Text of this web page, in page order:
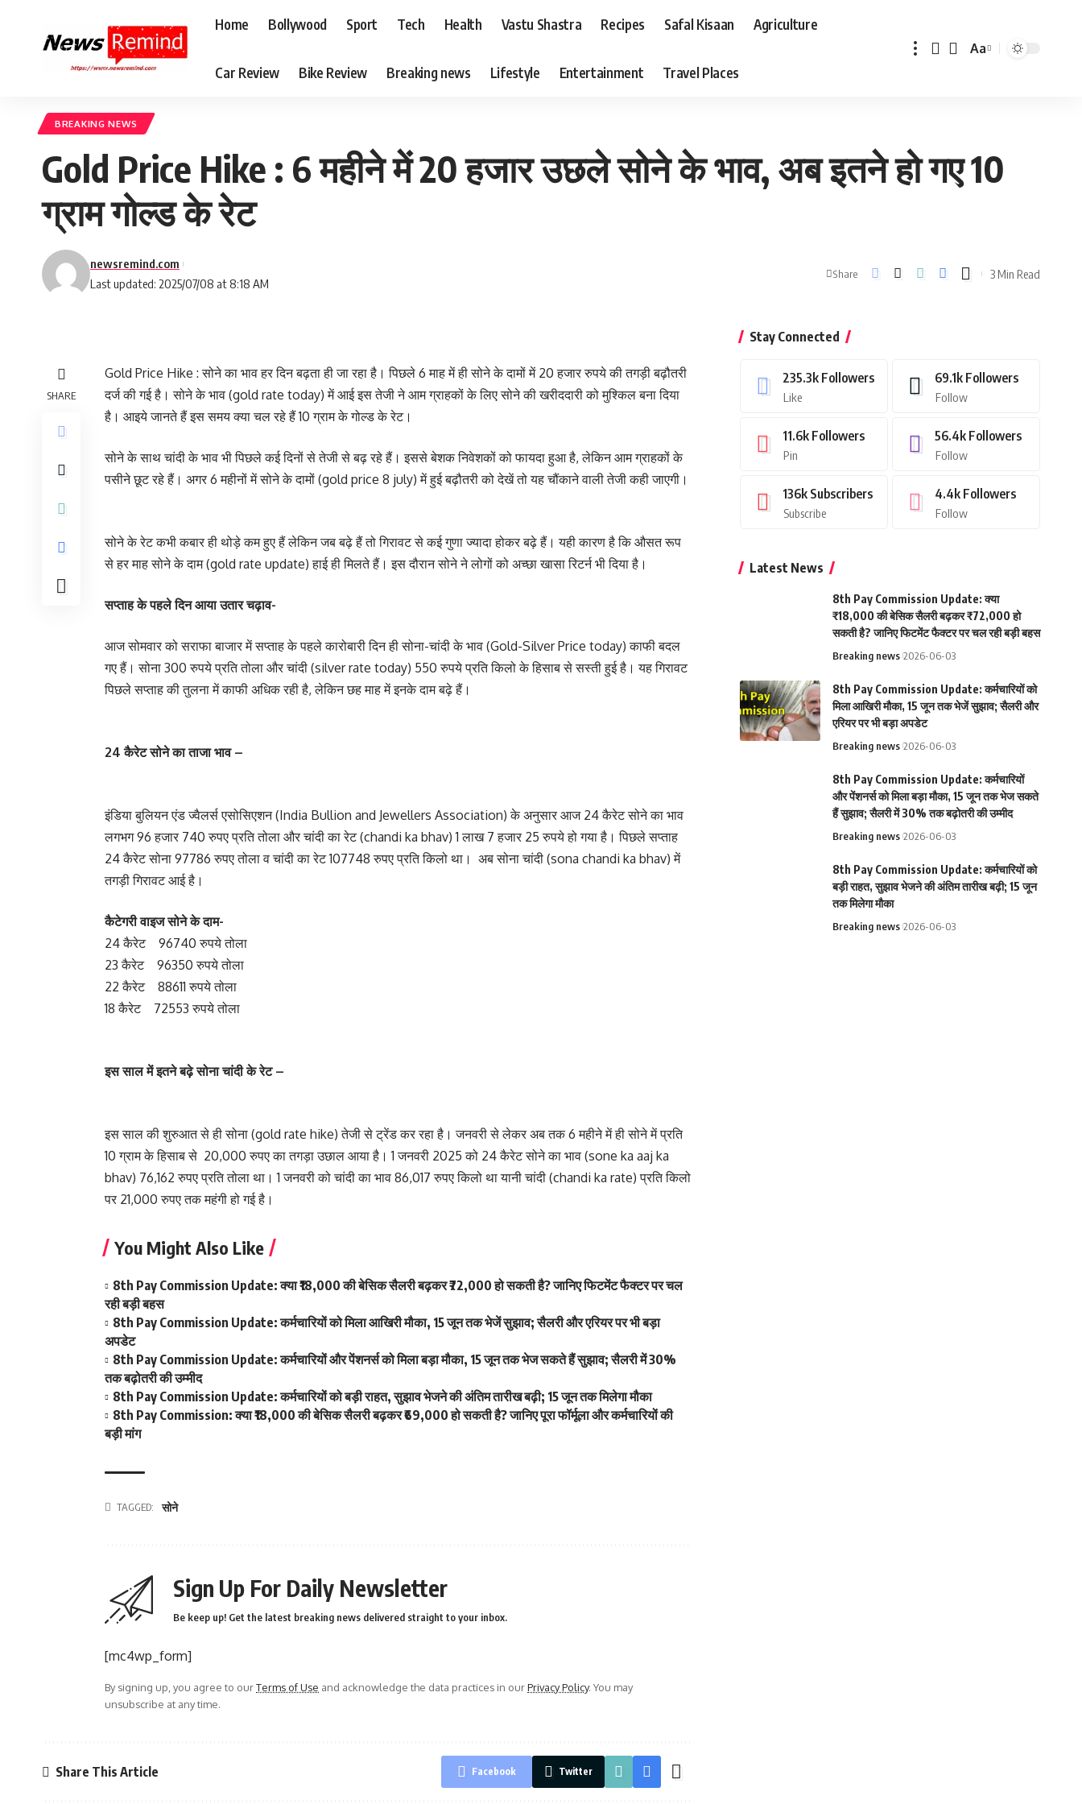
Home Bollywood Sport Tech Health Vastu Shastra Recipes Safal Kisaan Agriculture
Car Review Bike Review Breaking news Lifestyle Entertainment Travel Places
Font
Aa
BREAKING NEWS
Gold Price Hike : 6 महीने में 20 हजार उछले सोने के भाव, अब इतने हो गए 10
ग्राम गोल्ड के रेट
Last updated: 2025/07/08 at 8:18 AM
newsremind.com
Share 3 Min Read
SHARE
Gold Price Hike : सोने का भाव हर दिन बढ़ता ही जा रहा है। पिछले 6 माह में ही सोने के दामों में 20 हजार रुपये की तगड़ी बढ़ौतरी
दर्ज की गई है। सोने के भाव (gold rate today) में आई इस तेजी ने आम ग्राहकों के लिए सोने की खरीददारी को मुश्किल बना दिया
है। आइये जानते हैं इस समय क्या चल रहे हैं 10 ग्राम के गोल्ड के रेट।
सोने के साथ चांदी के भाव भी पिछले कई दिनों से तेजी से बढ़ रहे हैं। इससे बेशक निवेशकों को फायदा हुआ है, लेकिन आम ग्राहकों के
पसीने छूट रहे हैं। अगर 6 महीनों में सोने के दामों (gold price 8 july) में हुई बढ़ौतरी को देखें तो यह चौंकाने वाली तेजी कही जाएगी।
सोने के रेट कभी कबार ही थोड़े कम हुए हैं लेकिन जब बढ़े हैं तो गिरावट से कई गुणा ज्यादा होकर बढ़े हैं। यही कारण है कि औसत रूप
से हर माह सोने के दाम (gold rate update) हाई ही मिलते हैं। इस दौरान सोने ने लोगों को अच्छा खासा रिटर्न भी दिया है।
सप्ताह के पहले दिन आया उतार चढ़ाव-
आज सोमवार को सराफा बाजार में सप्ताह के पहले कारोबारी दिन ही सोना-चांदी के भाव (Gold-Silver Price today) काफी बदल
गए हैं। सोना 300 रुपये प्रति तोला और चांदी (silver rate today) 550 रुपये प्रति किलो के हिसाब से सस्ती हुई है। यह गिरावट
पिछले सप्ताह की तुलना में काफी अधिक रही है, लेकिन छह माह में इनके दाम बढ़े हैं।
24 कैरेट सोने का ताजा भाव –
इंडिया बुलियन एंड ज्वैलर्स एसोसिएशन (India Bullion and Jewellers Association) के अनुसार आज 24 कैरेट सोने का भाव
लगभग 96 हजार 740 रुपए प्रति तोला और चांदी का रेट (chandi ka bhav) 1 लाख 7 हजार 25 रुपये हो गया है। पिछले सप्ताह
24 कैरेट सोना 97786 रुपए तोला व चांदी का रेट 107748 रुपए प्रति किलो था। अब सोना चांदी (sona chandi ka bhav) में
तगड़ी गिरावट आई है।
कैटेगरी वाइज सोने के दाम-
24 कैरेट 96740 रुपये तोला
23 कैरेट 96350 रुपये तोला
22 कैरेट 88611 रुपये तोला
18 कैरेट 72553 रुपये तोला
इस साल में इतने बढ़े सोना चांदी के रेट –
इस साल की शुरुआत से ही सोना (gold rate hike) तेजी से ट्रेंड कर रहा है। जनवरी से लेकर अब तक 6 महीने में ही सोने में प्रति
10 ग्राम के हिसाब से 20,000 रुपए का तगड़ा उछाल आया है। 1 जनवरी 2025 को 24 कैरेट सोने का भाव (sone ka aaj ka
bhav) 76,162 रुपए प्रति तोला था। 1 जनवरी को चांदी का भाव 86,017 रुपए किलो था यानी चांदी (chandi ka rate) प्रति किलो
पर 21,000 रुपए तक महंगी हो गई है।
You Might Also Like
8th Pay Commission Update: क्या ₹18,000 की बेसिक सैलरी बढ़कर ₹72,000 हो सकती है? जानिए फिटमेंट फैक्टर पर चल
रही बड़ी बहस
8th Pay Commission Update: कर्मचारियों को मिला आखिरी मौका, 15 जून तक भेजें सुझाव; सैलरी और एरियर पर भी बड़ा
अपडेट
8th Pay Commission Update: कर्मचारियों और पेंशनर्स को मिला बड़ा मौका, 15 जून तक भेज सकते हैं सुझाव; सैलरी में 30%
तक बढ़ोतरी की उम्मीद
8th Pay Commission Update: कर्मचारियों को बड़ी राहत, सुझाव भेजने की अंतिम तारीख बढ़ी; 15 जून तक मिलेगा मौका
8th Pay Commission: क्या ₹18,000 की बेसिक सैलरी बढ़कर ₹69,000 हो सकती है? जानिए पूरा फॉर्मूला और कर्मचारियों की
बड़ी मांग
TAGGED: सोने
Sign Up For Daily Newsletter
Be keep up! Get the latest breaking news delivered straight to your inbox.
[mc4wp_form]
By signing up, you agree to ourTerms of Use and acknowledge the data practices in ourPrivacy Policy. You may
unsubscribe at any time.
Share This Article Facebook Twitter
Stay Connected
235.3k Followers
Like
69.1k Followers
Follow
11.6k Followers
Pin
56.4k Followers
Follow
136k Subscribers
Subscribe
4.4k Followers
Follow
Latest News
8th Pay Commission Update: क्या
₹18,000 की बेसिक सैलरी बढ़कर ₹72,000 हो
सकती है? जानिए फिटमेंट फैक्टर पर चल रही बड़ी बहस
Breaking news 2026-06-03
8th Pay Commission Update: कर्मचारियों को
मिला आखिरी मौका, 15 जून तक भेजें सुझाव; सैलरी और
एरियर पर भी बड़ा अपडेट
Breaking news 2026-06-03
8th Pay Commission Update: कर्मचारियों
और पेंशनर्स को मिला बड़ा मौका, 15 जून तक भेज सकते
हैं सुझाव; सैलरी में 30% तक बढ़ोतरी की उम्मीद
Breaking news 2026-06-03
8th Pay Commission Update: कर्मचारियों को
बड़ी राहत, सुझाव भेजने की अंतिम तारीख बढ़ी; 15 जून
तक मिलेगा मौका
Breaking news 2026-06-03